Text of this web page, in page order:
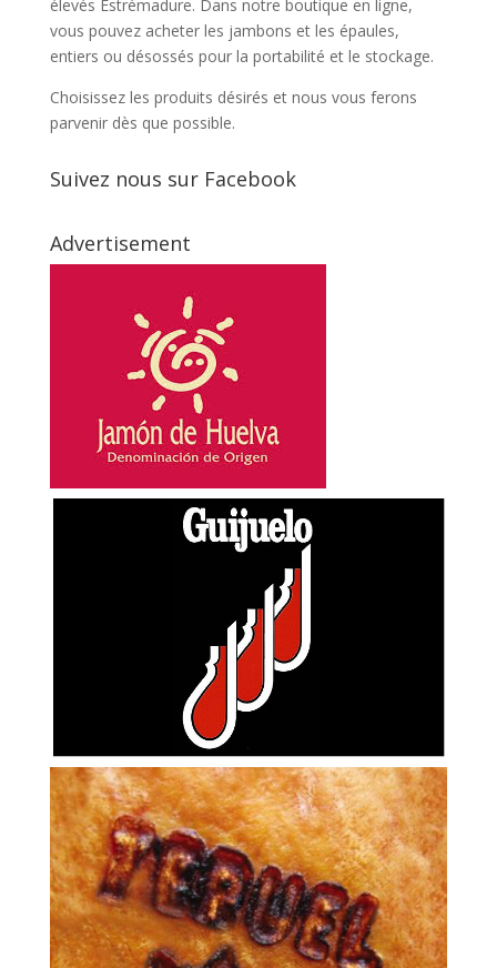
élevés Estrémadure. Dans notre boutique en ligne,
vous pouvez acheter les jambons et les épaules,
entiers ou désossés pour la portabilité et le stockage.
Choisissez les produits désirés et nous vous ferons
parvenir dès que possible.
Suivez nous sur Facebook
Advertisement